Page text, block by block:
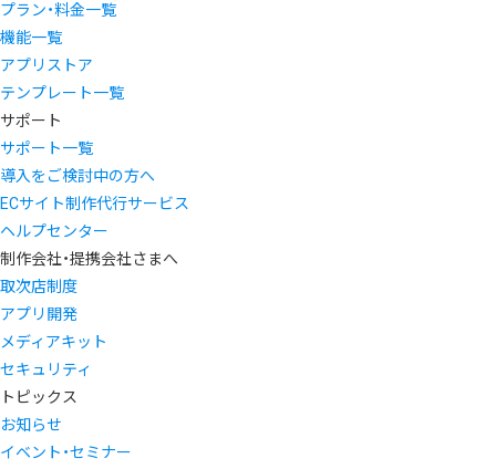
プラン・料金一覧
機能一覧
アプリストア
テンプレート一覧
サポート
サポート一覧
導入をご検討中の方へ
ECサイト制作代行サービス
ヘルプセンター
制作会社・提携会社さまへ
取次店制度
アプリ開発
メディアキット
セキュリティ
トピックス
お知らせ
イベント・セミナー